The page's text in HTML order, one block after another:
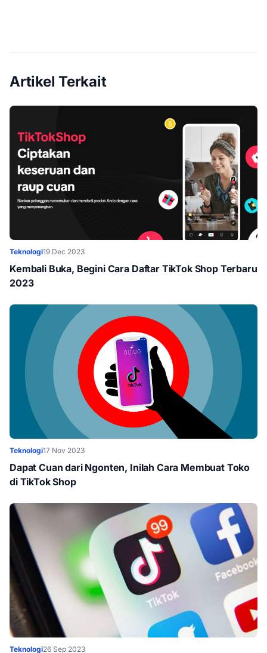
Artikel Terkait
Teknologi19 Dec 2023
Kembali Buka, Begini Cara Daftar TikTok Shop Terbaru
2023
Teknologi17 Nov 2023
Dapat Cuan dari Ngonten, Inilah Cara Membuat Toko
di TikTok Shop
Teknologi26 Sep 2023